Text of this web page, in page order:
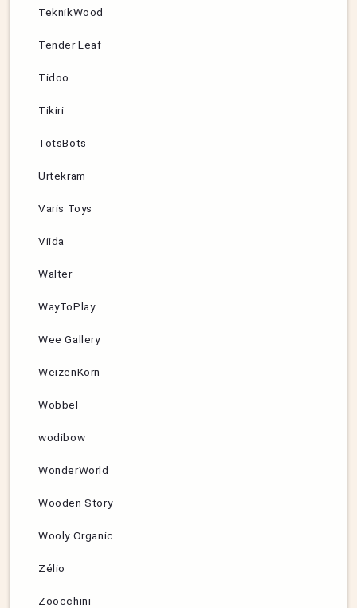
TeknikWood
Tender Leaf
Tidoo
Tikiri
TotsBots
Urtekram
Varis Toys
Viida
Walter
WayToPlay
Wee Gallery
WeizenKorn
Wobbel
wodibow
WonderWorld
Wooden Story
Wooly Organic
Zélio
Zoocchini